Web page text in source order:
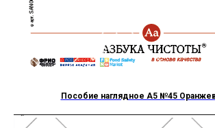
Пособие наглядное А5 №45